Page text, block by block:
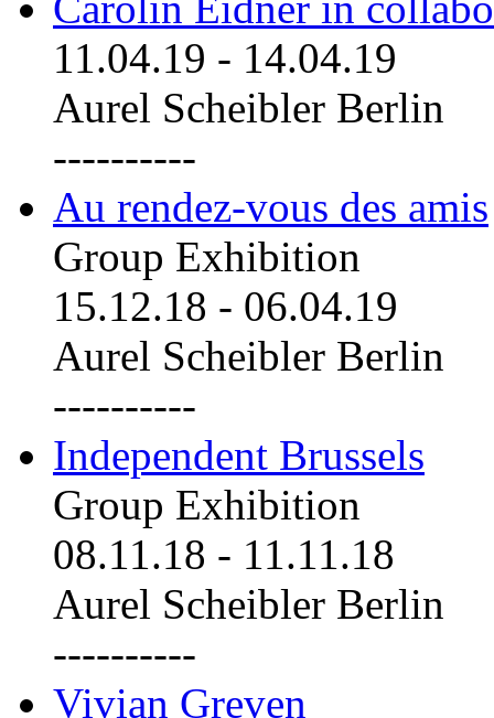
11.04.19 - 14.04.19
Aurel Scheibler Berlin
----------
Au rendez-vous des amis
Group Exhibition
15.12.18 - 06.04.19
Aurel Scheibler Berlin
----------
Independent Brussels
Group Exhibition
08.11.18 - 11.11.18
Aurel Scheibler Berlin
----------
Vivian Greven